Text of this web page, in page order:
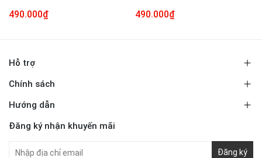
490.000₫ 490.000₫
Hỗ trợ
Chính sách
Hướng dẫn
Đăng ký nhận khuyến mãi
Đăng ký